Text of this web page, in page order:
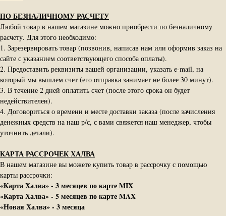
ПО БЕЗНАЛИЧНОМУ РАСЧЕТУ
Любой товар в нашем магазине можно приобрести по безналичному
расчету. Для этого необходимо:
1. Зарезервировать товар (позвонив, написав нам или оформив заказ на
сайте с указанием соответствующего способа оплаты).
2. Предоставить реквизиты вашей организации, указать e-mail, на
который мы вышлем счет (его отправка занимает не более 30 минут).
3. В течение 2 дней оплатить счет (после этого срока он будет
недействителен).
4. Договориться о времени и месте доставки заказа (после зачисления
денежных средств на наш р/с, с вами свяжется наш менеджер, чтобы
уточнить детали).
КАРТА РАССРОЧЕК ХАЛВА
В нашем магазине вы можете купить товар в рассрочку с помощью
карты рассрочки:
«Карта Халва» - 3 месяцев по карте MIX
«Карта Халва» - 5 месяцев по карте MAX
«Новая Халва» - 3 месяца